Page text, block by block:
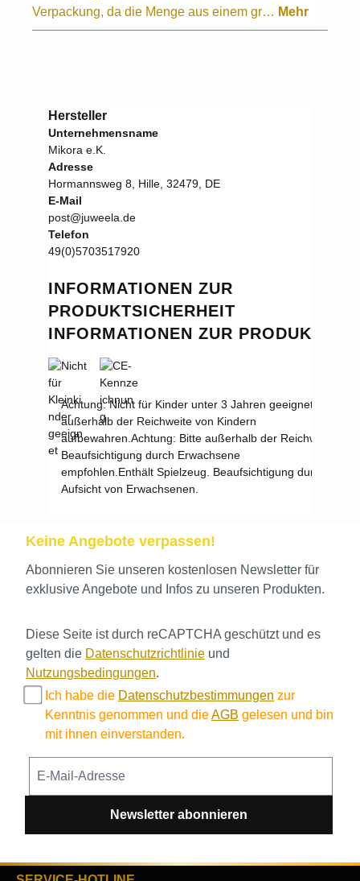
Verpackung, da die Menge aus einem gr… Mehr
Hersteller
Unternehmensname
Mikora e.K.
Adresse
Hormannsweg 8, Hille, 32479, DE
E-Mail
post@juweela.de
Telefon
49(0)5703517920
INFORMATIONEN ZUR
PRODUKTSICHERHEIT
INFORMATIONEN ZUR
Achtung: Nicht für Kinder unter 3 Jahren geeignet.
außerhalb der Reichweite von Kindern
aufbewahren. Achtung: Bitte außerhalb der Reichweite
Beaufsichtigung durch Erwachsene
empfohlen. Enthält Spielzeug. Beaufsichtigung durch
Aufsicht von Erwachsenen.
Keine Angebote verpassen!
Abonnieren Sie unseren kostenlosen Newsletter für
exklusive Angebote und Infos zu unseren Produkten.
Diese Seite ist durch reCAPTCHA geschützt und es
gelten die Datenschutzrichtlinie und
Nutzungsbedingungen.
Ich habe die Datenschutzbestimmungen zur
Kenntnis genommen und dieAGB gelesen und bin
mit ihnen einverstanden.
Newsletter abonnieren